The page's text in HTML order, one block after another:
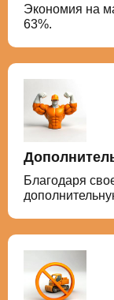
Экономия на
63%.
Благодаря